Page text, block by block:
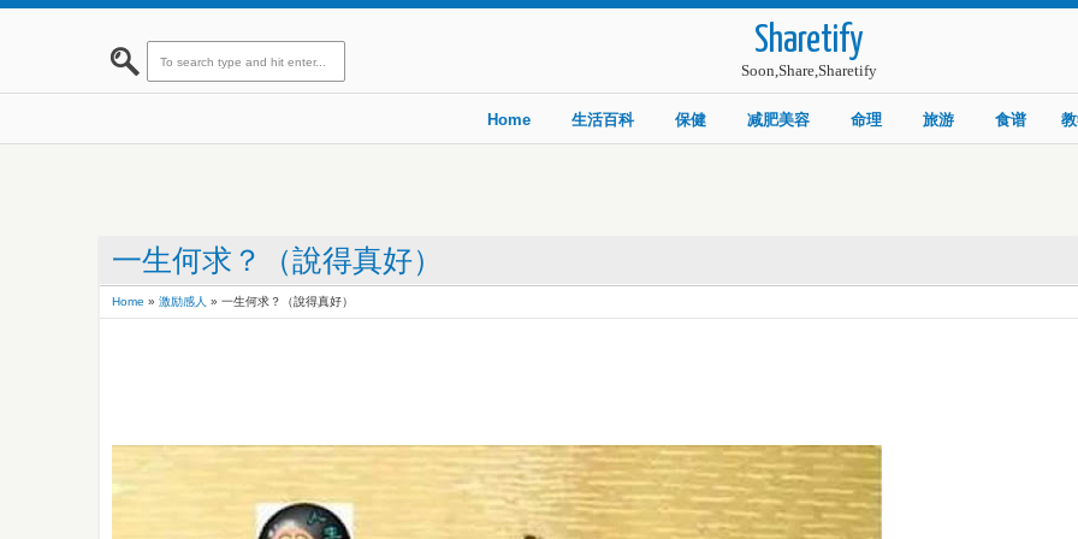
Sharetify
Soon,Share,Sharetify
Home 生活百科 保健 减肥美容 命理 旅游 食谱
一生何求？（說得真好）
Home » 激励感人 » 一生何求？（說得真好）